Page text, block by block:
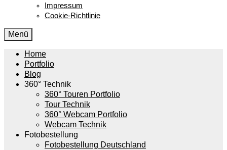
Impressum
Cookie-Richtlinie
Menü
Home
Portfolio
Blog
360° Technik
360° Touren Portfolio
Tour Technik
360° Webcam Portfolio
Webcam Technik
Fotobestellung
Fotobestellung Deutschland